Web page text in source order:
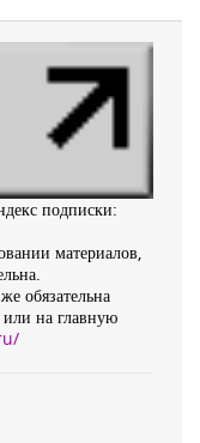
подписки:
материалов,
обязательна
или на главную